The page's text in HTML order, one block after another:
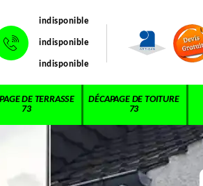
indisponible
indisponible
indisponible
DE TERRASSE
73
DÉCAPAGE DE TOITURE
73